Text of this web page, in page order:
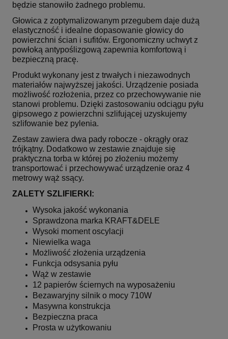
będzie stanowiło żadnego problemu.
Głowica z zoptymalizowanym przegubem daje dużą
elastyczność i idealne dopasowanie głowicy do
powierzchni ścian i sufitów. Ergonomiczny uchwyt z
powłoką antypoślizgową zapewnia komfortową i
bezpieczną pracę.
Produkt wykonany jest z trwałych i niezawodnych
materiałów najwyższej jakości. Urządzenie posiada
możliwość rozłożenia, przez co przechowywanie nie
stanowi problemu. Dzięki zastosowaniu odciągu pyłu
gipsowego z powierzchni szlifującej uzyskujemy
szlifowanie bez pylenia.
Zestaw zawiera dwa pady robocze - okrągły oraz
trójkątny. Dodatkowo w zestawie znajduje się
praktyczna torba w której po złożeniu możemy
transportować i przechowywać urządzenie oraz 4
metrowy wąż ssący.
ZALETY SZLIFIERKI:
Wysoka jakość wykonania
Sprawdzona marka KRAFT&DELE
Wysoki moment oscylacji
Niewielka waga
Możliwość złożenia urządzenia
Funkcja odsysania pyłu
Wąż w zestawie
12 papierów ściernych na wyposażeniu
Bezawaryjny silnik o mocy 710W
Masywna konstrukcja
Bezpieczna praca
Prosta w użytkowaniu